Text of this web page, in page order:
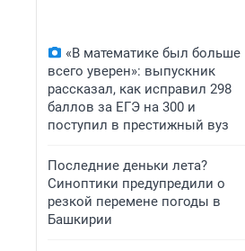
«В математике был больше
всего уверен»: выпускник
рассказал, как исправил 298
баллов за ЕГЭ на 300 и
поступил в престижный вуз
Последние деньки лета?
Синоптики предупредили о
резкой перемене погоды в
Башкирии